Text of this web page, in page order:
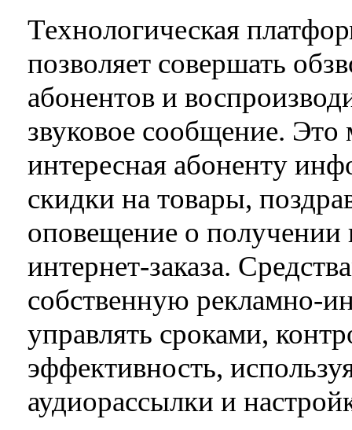
Технологическая
позволяет совершать
абонентов и
звуковое сообщение.
интересная абоненту
скидки на товары,
оповещение о получении
интернет-заказа.
собственную рекламно-
управлять сроками,
эффективность,
аудиорассылки и